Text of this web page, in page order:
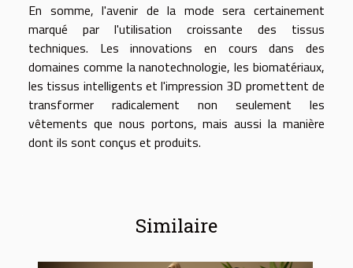
En somme, l'avenir de la mode sera certainement
marqué par l'utilisation croissante des tissus
techniques. Les innovations en cours dans des
domaines comme la nanotechnologie, les biomatériaux,
les tissus intelligents et l'impression 3D promettent de
transformer radicalement non seulement les
vêtements que nous portons, mais aussi la manière
dont ils sont conçus et produits.
Similaire